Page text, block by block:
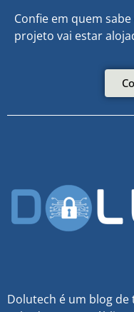
Confie em quem
projeto vai estar
Dolutech é um blog de